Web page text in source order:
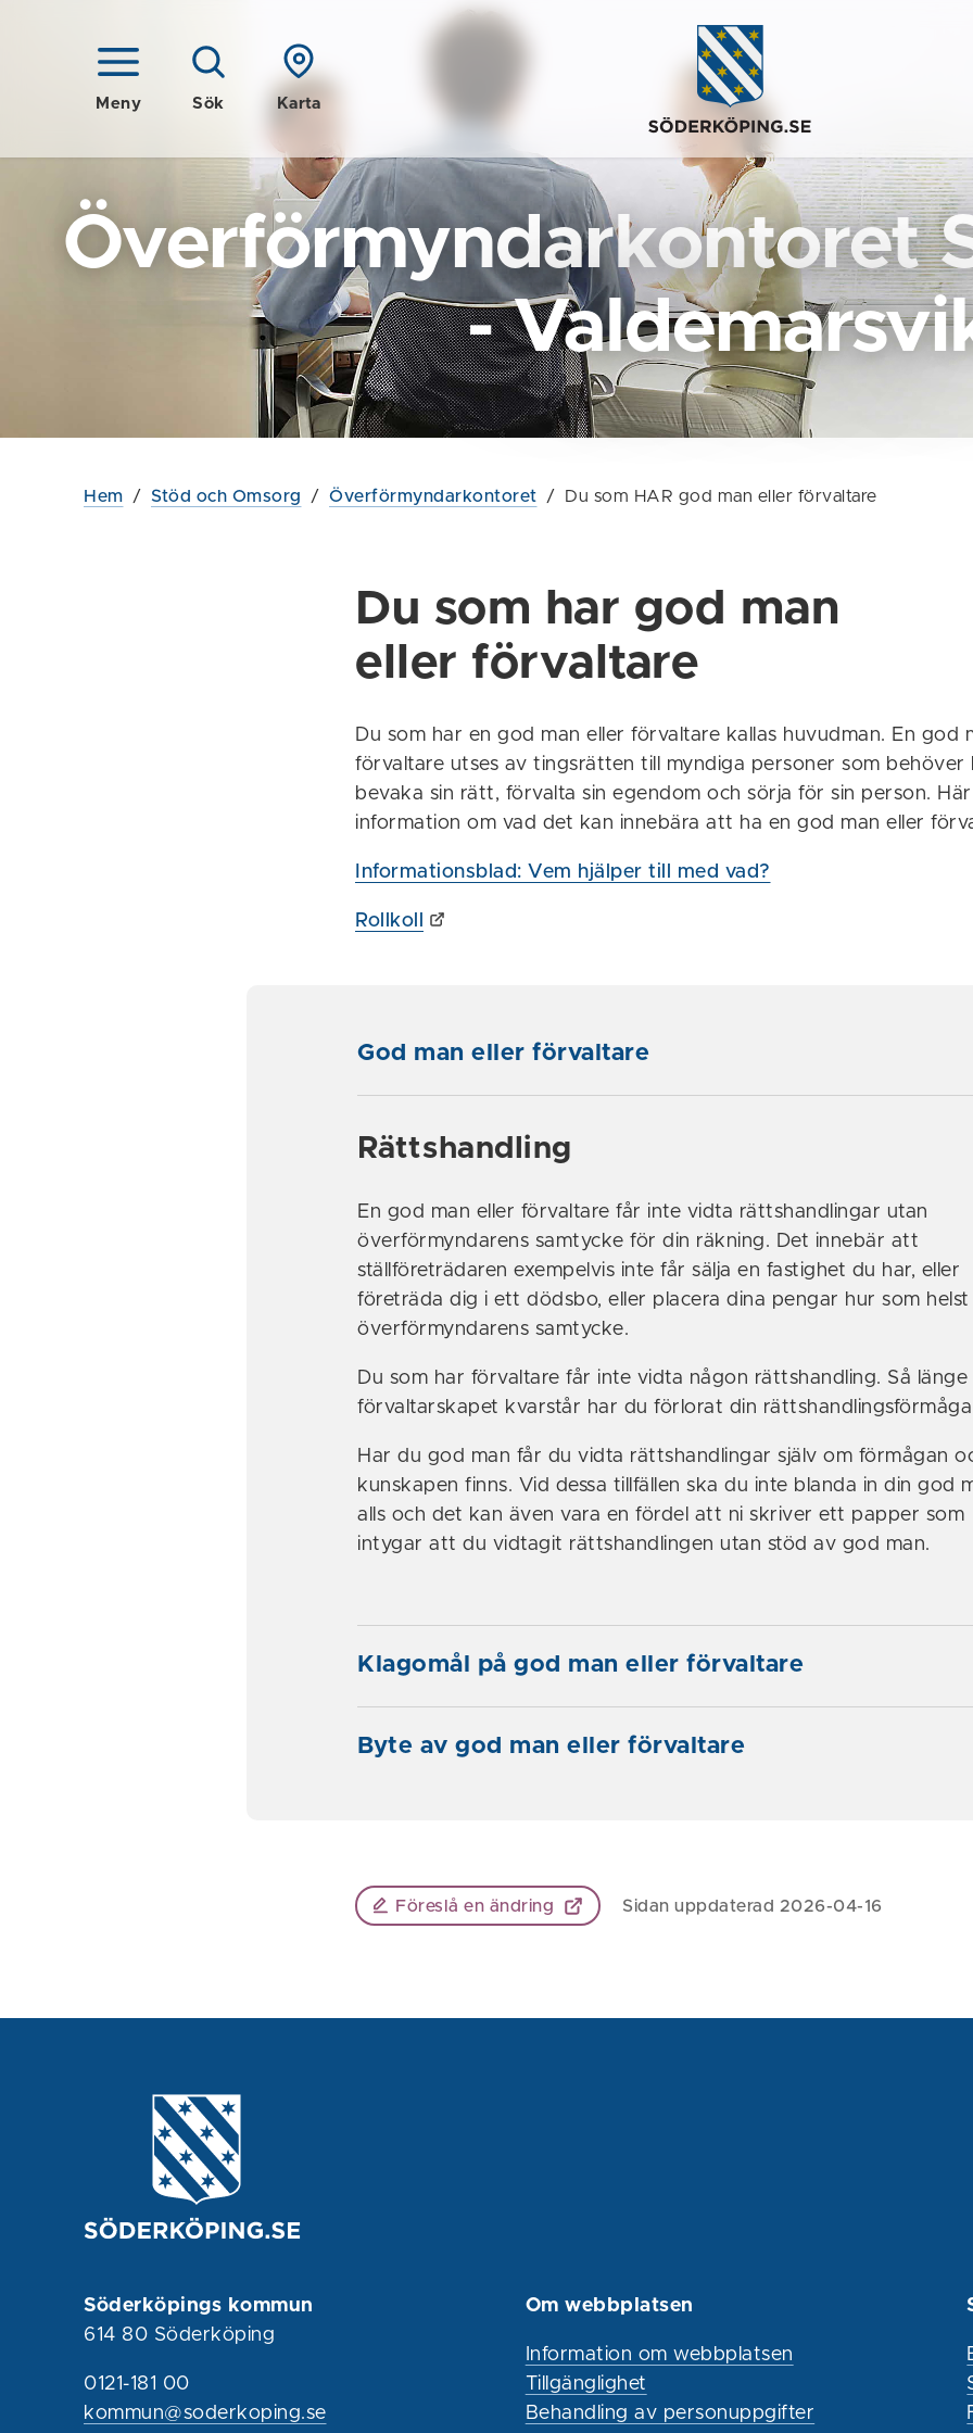
Meny Sök Karta
Överförmyndarkontoret
-
Hem / Stöd och Omsorg / Överförmyndarkontoret / Du som HAR god man eller förvaltare
Du som har god man
eller förvaltare
Du som har en god man eller förvaltare kallas huvudman. En god
förvaltare utses av tingsrätten till myndiga personer som behöver
bevaka sin rätt, förvalta sin egendom och sörja för sin person.
information om vad det kan innebära att ha en god man eller
Informationsblad: Vem hjälper till med vad?
Rollkoll
God man eller förvaltare
Rättshandling
En god man eller förvaltare får inte vidta rättshandlingar utan
överförmyndarens samtycke för din räkning. Det innebär att
ställföreträdaren exempelvis inte får sälja en fastighet du har, eller
företräda dig i ett dödsbo, eller placera dina pengar hur som
överförmyndarens samtycke.
Du som har förvaltare får inte vidta någon rättshandling. Så länge
förvaltarskapet kvarstår har du förlorat din
Har du god man får du vidta rättshandlingar själv om förmågan
kunskapen finns. Vid dessa tillfällen ska du inte blanda in din god
alls och det kan även vara en fördel att ni skriver ett papper som
intygar att du vidtagit rättshandlingen utan stöd av god man.
Klagomål på god man eller förvaltare
Byte av god man eller förvaltare
Föreslå en ändring Sidan uppdaterad 2026-04-16
Söderköpings kommun
614 80 Söderköping
0121-181 00
kommun@soderkoping.se
Om webbplatsen
Information om webbplatsen
Tillgänglighet
Behandling av personuppgifter